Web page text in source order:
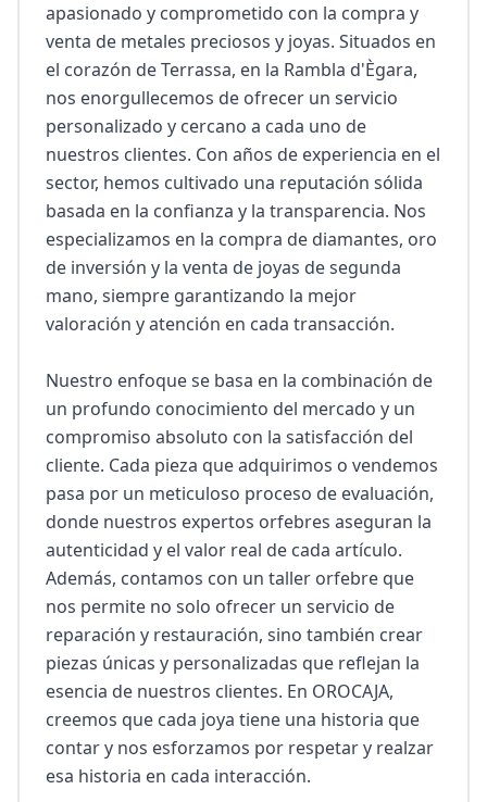
apasionado y comprometido con la compra y
venta de metales preciosos y joyas. Situados en
el corazón de Terrassa, en la Rambla d'Ègara,
nos enorgullecemos de ofrecer un servicio
personalizado y cercano a cada uno de
nuestros clientes. Con años de experiencia en el
sector, hemos cultivado una reputación sólida
basada en la confianza y la transparencia. Nos
especializamos en la compra de diamantes, oro
de inversión y la venta de joyas de segunda
mano, siempre garantizando la mejor
valoración y atención en cada transacción.
Nuestro enfoque se basa en la combinación de
un profundo conocimiento del mercado y un
compromiso absoluto con la satisfacción del
cliente. Cada pieza que adquirimos o vendemos
pasa por un meticuloso proceso de evaluación,
donde nuestros expertos orfebres aseguran la
autenticidad y el valor real de cada artículo.
Además, contamos con un taller orfebre que
nos permite no solo ofrecer un servicio de
reparación y restauración, sino también crear
piezas únicas y personalizadas que reflejan la
esencia de nuestros clientes. En OROCAJA,
creemos que cada joya tiene una historia que
contar y nos esforzamos por respetar y realzar
esa historia en cada interacción.